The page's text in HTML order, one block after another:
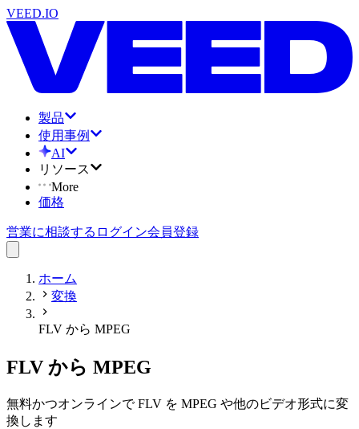
VEED.IO
製品
使用事例
AI
リソース
More
価格
営業に相談する ログイン会員登録
ホーム
変換
FLV から MPEG
FLV から MPEG
無料かつオンラインで FLV を MPEG や他のビデオ形式に変
換します